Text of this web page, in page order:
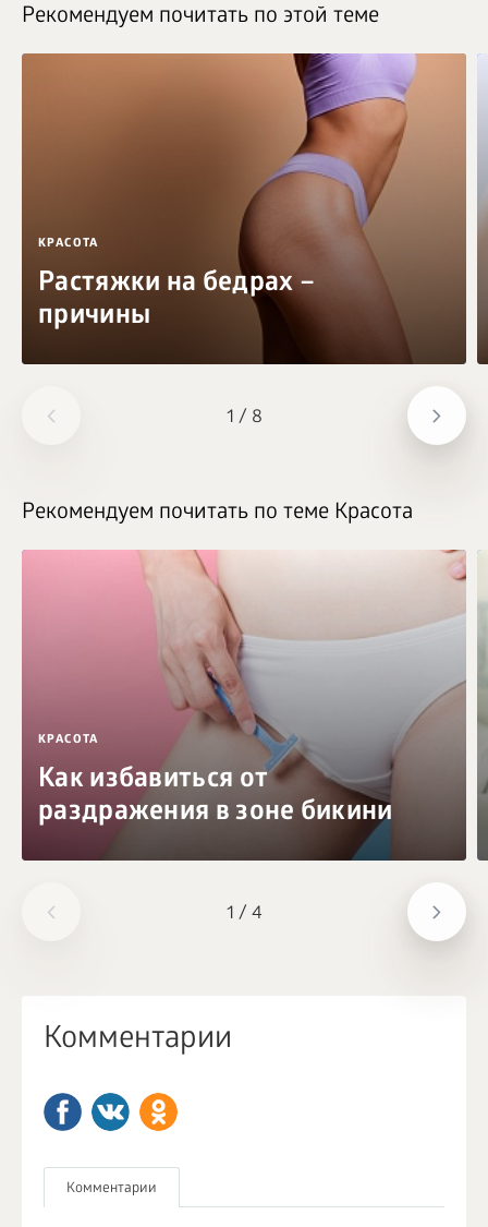
1 / 8
Рекомендуем почитать по этой теме
КРАСОТА
Растяжки на бедрах –
причины
1 / 4
Рекомендуем почитать по теме Красота
КРАСОТА
Как избавиться от
раздражения в зоне бикини
Комментарии
Комментарии